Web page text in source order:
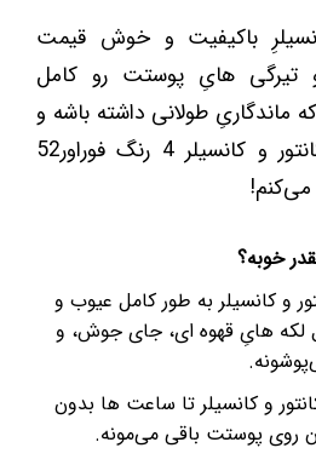
باکیفیت و خوش قیمت
هایِ پوستت رو کامل
ماندگاریِ طولانی داشته باشه و
ضد آب باشه؟ پس کانتور و کانسیلر 4 رنگ فوراور52
خوبه؟
و کانسیلر به طور کامل عیوب و
هایِ قهوه ای، جای جوش، و
و کانسیلر تا ساعت ها بدون
پوستت باقی می‌مونه.